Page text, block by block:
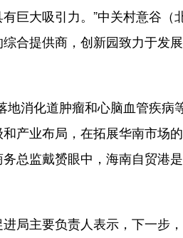
巨大吸引力。”中关村意谷
合提供商，创新园致力于发
消化道肿瘤和心脑血管疾病
产业布局，在拓展华南市场
总监戴赟眼中，海南自贸港
主要负责人表示，下一步